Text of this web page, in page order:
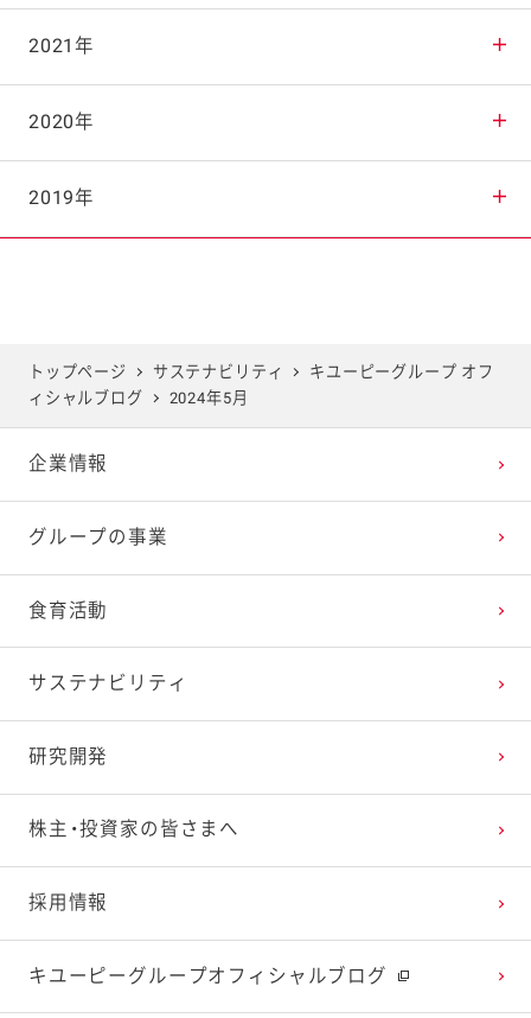
2025年9月
2025年8月
2025年7月
2025年4月
2025年3月
2025年2月
2025年1月
2024年10月
2024年9月
2024年8月
2024年5月
2024年4月
2024年3月
2024年2月
2023年11月
2023年10月
2023年9月
2023年6月
2023年5月
2023年4月
2023年3月
2022年12月
2022年11月
2022年10月
2022年7月
2022年6月
2022年5月
2022年4月
2021年
2021年12月
2021年11月
2021年8月
2021年7月
2021年6月
2021年5月
2020年
2020年12月
2020年9月
2020年8月
2020年7月
2020年6月
2019年
2019年10月
2019年9月
2019年8月
2019年7月
トップページ サステナビリティ
キユーピーグループ オフ
ィシャルブログ
2024年5月
企業情報
グループの事業
食育活動
サステナビリティ
研究開発
株主・投資家の皆さまへ
採用情報
キユーピーグループオフィシャルブログ